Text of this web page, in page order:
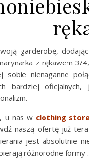
garderobę,
z rękawem
sobie nienaganne
bardziej oficjalnych,
u nas w clothing store
naszą ofertę już
jest absolutnie
różnorodne formy .